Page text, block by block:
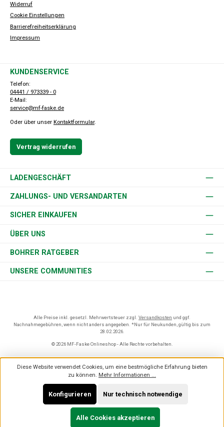
Widerruf
Cookie Einstellungen
Barrierefreiheitserklärung
Impressum
KUNDENSERVICE
Telefon:
04441 / 973339 - 0
E-Mail:
service@mf-faske.de
Oder über unser Kontaktformular.
Vertrag widerrufen
LADENGESCHÄFT
ZAHLUNGS- UND VERSANDARTEN
SICHER EINKAUFEN
ÜBER UNS
BOHRER RATGEBER
UNSERE COMMUNITIES
Alle Preise inkl. gesetzl. Mehrwertsteuer zzgl. Versandkosten und ggf.
Nachnahmegebühren, wenn nicht anders angegeben. *Nur für Neukunden, gültig bis zum
28.02.2026.
© 2026 MF-Faske Onlineshop - Alle Rechte vorbehalten.
Diese Website verwendet Cookies, um eine bestmögliche Erfahrung bieten
zu können. Mehr Informationen ...
Nur technisch notwendige
Konfigurieren
Alle Cookies akzeptieren